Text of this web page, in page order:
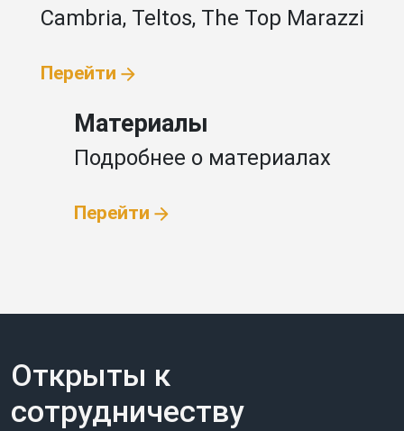
Cambria, Teltos, The Top Marazzi
Перейти
Материалы
Подробнее о материалах
Перейти
Открыты к
сотрудничеству